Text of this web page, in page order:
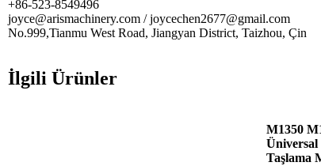
+86-523-8549496
joyce@arismachinery.com / joycechen2677@gmail.com
No.999,Tianmu West Road, Jiangyan District, Taizhou, Çin
İlgili Ürünler
M1350
Taşlama